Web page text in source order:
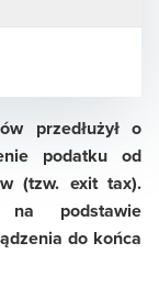
przedłużył o
podatku od
(tzw. exit tax).
na podstawie
do końca
Rozwoju